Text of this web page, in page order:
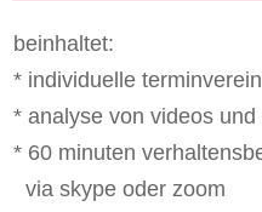
beinhaltet:
* individuelle
* analyse von videos und
* 60 minuten
via skype oder zoom